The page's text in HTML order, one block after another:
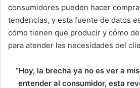
consumidores pueden hacer
tendencias, y esta fuente de datos
cómo tienen que producir y cómo
para atender las necesidades del
“Hoy, la brecha ya no es ver a
entender al consumidor, esta